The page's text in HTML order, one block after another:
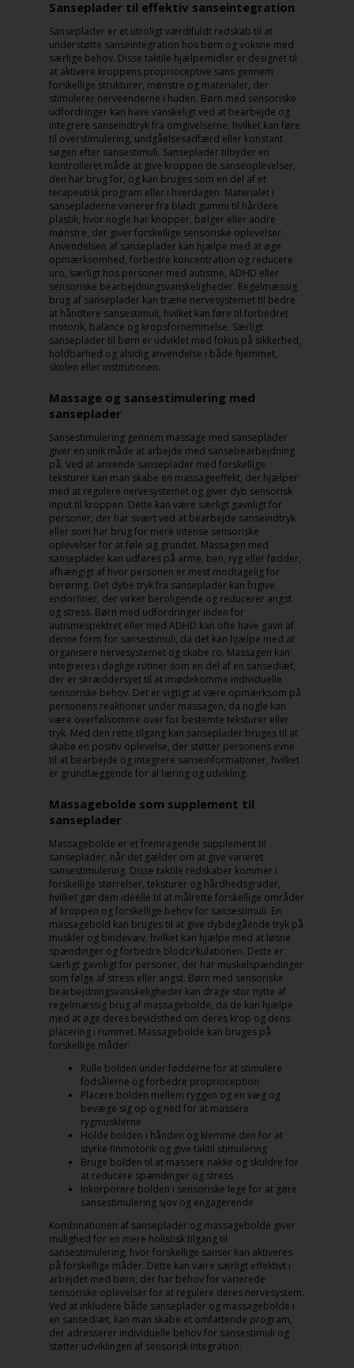
Sanseplader til effektiv sanseintegration
Sanseplader er et utroligt værdifuldt redskab til at
understøtte sanseintegration hos børn og voksne med
særlige behov. Disse taktile hjælpemidler er designet til
at aktivere kroppens proprioceptive sans gennem
forskellige strukturer, mønstre og materialer, der
stimulerer nerveenderne i huden. Børn med sensoriske
udfordringer kan have vanskeligt ved at bearbejde og
integrere sanseindtryk fra omgivelserne, hvilket kan føre
til overstimulering, undgåelsesadfærd eller konstant
søgen efter sansestimuli. Sanseplader tilbyder en
kontrolleret måde at give kroppen de sanseoplevelser,
den har brug for, og kan bruges som en del af et
terapeutisk program eller i hverdagen. Materialet i
sansepladerne varierer fra blødt gummi til hårdere
plastik, hvor nogle har knopper, bølger eller andre
mønstre, der giver forskellige sensoriske oplevelser.
Anvendelsen af sanseplader kan hjælpe med at øge
opmærksomhed, forbedre koncentration og reducere
uro, særligt hos personer med autisme, ADHD eller
sensoriske bearbejdningsvanskeligheder. Regelmæssig
brug af sanseplader kan træne nervesystemet til bedre
at håndtere sansestimuli, hvilket kan føre til forbedret
motorik, balance og kropsfornemmelse. Særligt
sanseplader til børn er udviklet med fokus på sikkerhed,
holdbarhed og alsidig anvendelse i både hjemmet,
skolen eller institutionen.
Massage og sansestimulering med
sanseplader
Sansestimulering gennem massage med sanseplader
giver en unik måde at arbejde med sansebearbejdning
på. Ved at anvende sanseplader med forskellige
teksturer kan man skabe en massageeffekt, der hjælper
med at regulere nervesystemet og giver dyb sensorisk
input til kroppen. Dette kan være særligt gavnligt for
personer, der har svært ved at bearbejde sanseindtryk
eller som har brug for mere intense sensoriske
oplevelser for at føle sig grundet. Massagen med
sanseplader kan udføres på arme, ben, ryg eller fødder,
afhængigt af hvor personen er mest modtagelig for
berøring. Det dybe tryk fra sanseplader kan frigive
endorfiner, der virker beroligende og reducerer angst
og stress. Børn med udfordringer inden for
autismespektret eller med ADHD kan ofte have gavn af
denne form for sansestimuli, da det kan hjælpe med at
organisere nervesystemet og skabe ro. Massagen kan
integreres i daglige rutiner som en del af en sansediæt,
der er skræddersyet til at imødekomme individuelle
sensoriske behov. Det er vigtigt at være opmærksom på
personens reaktioner under massagen, da nogle kan
være overfølsomme over for bestemte teksturer eller
tryk. Med den rette tilgang kan sanseplader bruges til at
skabe en positiv oplevelse, der støtter personens evne
til at bearbejde og integrere sanseinformationer, hvilket
er grundlæggende for al læring og udvikling.
Massagebolde som supplement til
sanseplader
Massagebolde er et fremragende supplement til
sanseplader, når det gælder om at give varieret
sansestimulering. Disse taktile redskaber kommer i
forskellige størrelser, teksturer og hårdhedsgrader,
hvilket gør dem ideelle til at målrette forskellige områder
af kroppen og forskellige behov for sansestimuli. En
massagebold kan bruges til at give dybdegående tryk på
muskler og bindevæv, hvilket kan hjælpe med at løsne
spændinger og forbedre blodcirkulationen. Dette er
særligt gavnligt for personer, der har muskelspændinger
som følge af stress eller angst. Børn med sensoriske
bearbejdningsvanskeligheder kan drage stor nytte af
regelmæssig brug af massagebolde, da de kan hjælpe
med at øge deres bevidsthed om deres krop og dens
placering i rummet. Massagebolde kan bruges på
forskellige måder:
Rulle bolden under fødderne for at stimulere
fodsålerne og forbedre proprioception
Placere bolden mellem ryggen og en væg og
bevæge sig op og ned for at massere
rygmusklerne
Holde bolden i hånden og klemme den for at
styrke finmotorik og give taktil stimulering
Bruge bolden til at massere nakke og skuldre for
at reducere spændinger og stress
Inkorporere bolden i sensoriske lege for at gøre
sansestimulering sjov og engagerende
Kombinationen af sanseplader og massagebolde giver
mulighed for en mere holistisk tilgang til
sansestimulering, hvor forskellige sanser kan aktiveres
på forskellige måder. Dette kan være særligt effektivt i
arbejdet med børn, der har behov for varierede
sensoriske oplevelser for at regulere deres nervesystem.
Ved at inkludere både sanseplader og massagebolde i
en sansediæt, kan man skabe et omfattende program,
der adresserer individuelle behov for sansestimuli og
støtter udviklingen af sensorisk integration.